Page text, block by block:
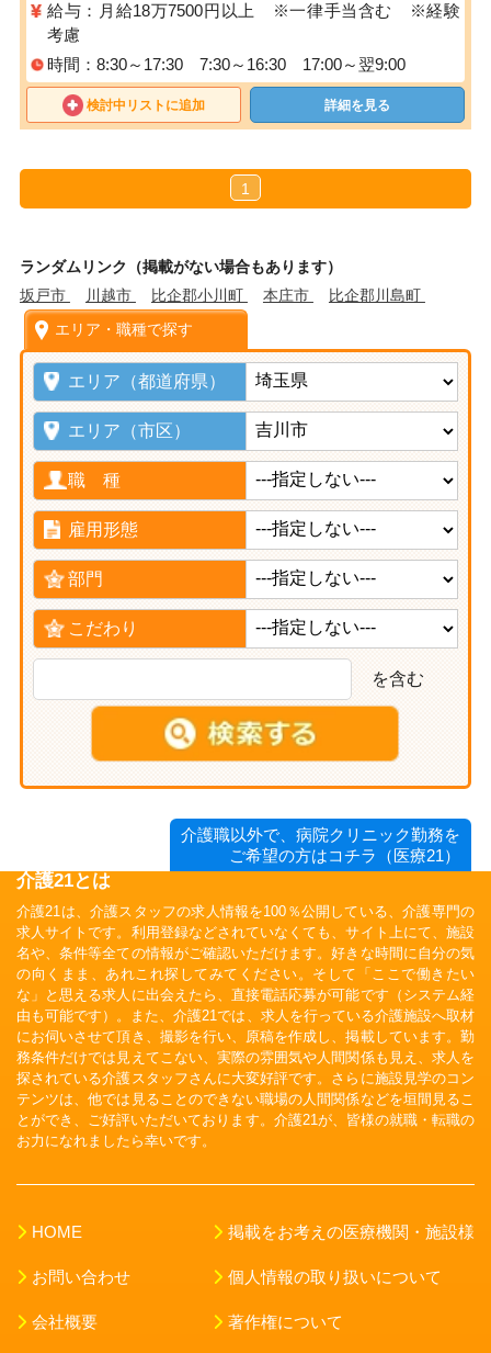
給与：月給18万7500円以上 ※一律手当含む ※経験
考慮
時間：8:30～17:30 7:30～16:30 17:00～翌9:00
検討中リストに追加 詳細を見る
1
ランダムリンク（掲載がない場合もあります）
坂戸市
川越市 比企郡小川町 本庄市 比企郡川島町
エリア・職種で探す
エリア（都道府県）
エリア（市区）
職 種
雇用形態
部門
こだわり
を含む
介護職以外で、病院クリニック勤務を
ご希望の方はコチラ（医療21）
介護21とは
介護21は、介護スタッフの求人情報を100％公開している、介護専門の
求人サイトです。利用登録などされていなくても、サイト上にて、施設
名や、条件等全ての情報がご確認いただけます。好きな時間に自分の気
の向くまま、あれこれ探してみてください。そして「ここで働きたい
な」と思える求人に出会えたら、直接電話応募が可能です（システム経
由も可能です）。また、介護21では、求人を行っている介護施設へ取材
にお伺いさせて頂き、撮影を行い、原稿を作成し、掲載しています。勤
務条件だけでは見えてこない、実際の雰囲気や人間関係も見え、求人を
探されている介護スタッフさんに大変好評です。さらに施設見学のコン
テンツは、他では見ることのできない職場の人間関係などを垣間見るこ
とができ、ご好評いただいております。介護21が、皆様の就職・転職の
お力になれましたら幸いです。
HOME
お問い合わせ
会社概要
掲載をお考えの医療機関・施設様
個人情報の取り扱いについて
著作権について